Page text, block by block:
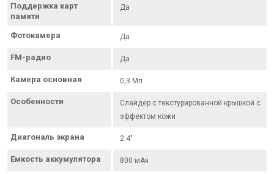
Поддержка карт
памяти
Да
Фотокамера Да
FM-радио Да
Камера основная 0,3 Мп
Особенности
Слайдер с текстурированной крышкой с
эффектом кожи
Диагональ экрана 2.4"
Емкость аккумулятора 800 мАч